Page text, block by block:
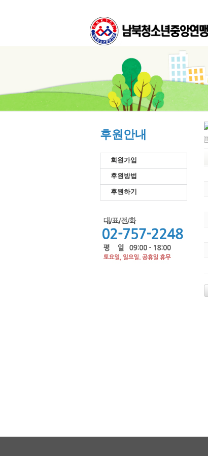
후원안내
회원가입
후원방법
후원하기